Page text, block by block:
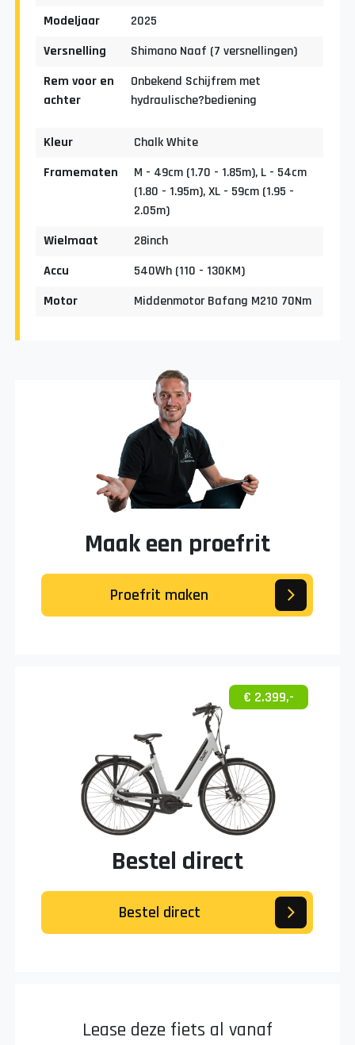
Modeljaar
2025
Versnelling
Shimano Naaf (7 versnellingen)
Rem voor en
achter
Onbekend Schijfrem met
hydraulische?bediening
Kleur
Chalk White
Framematen
M - 49cm (1.70 - 1.85m), L - 54cm
(1.80 - 1.95m), XL - 59cm (1.95 -
2.05m)
Wielmaat
28inch
Accu
540Wh (110 - 130KM)
Motor
Middenmotor Bafang M210 70Nm
Maak een proefrit
Proefrit maken
€ 2.399,-
Bestel direct
Bestel direct
Lease deze fiets al vanaf